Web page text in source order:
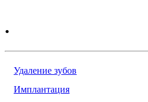
.
Удаление зубов
Имплантация